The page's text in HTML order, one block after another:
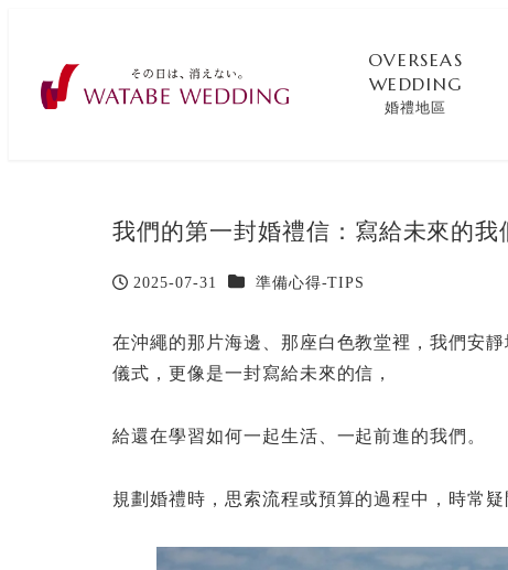
OVERSEAS
WEDDING
婚禮地區
我們的第一封婚禮信：寫給未來的我
投稿日
2025-07-31 カテゴリー
準備心得-TIPS
在沖繩的那片海邊、那座白色教堂裡，我們安
儀式，更像是一封寫給未來的信，
給還在學習如何一起生活、一起前進的我們。
規劃婚禮時，思索流程或預算的過程中，時常